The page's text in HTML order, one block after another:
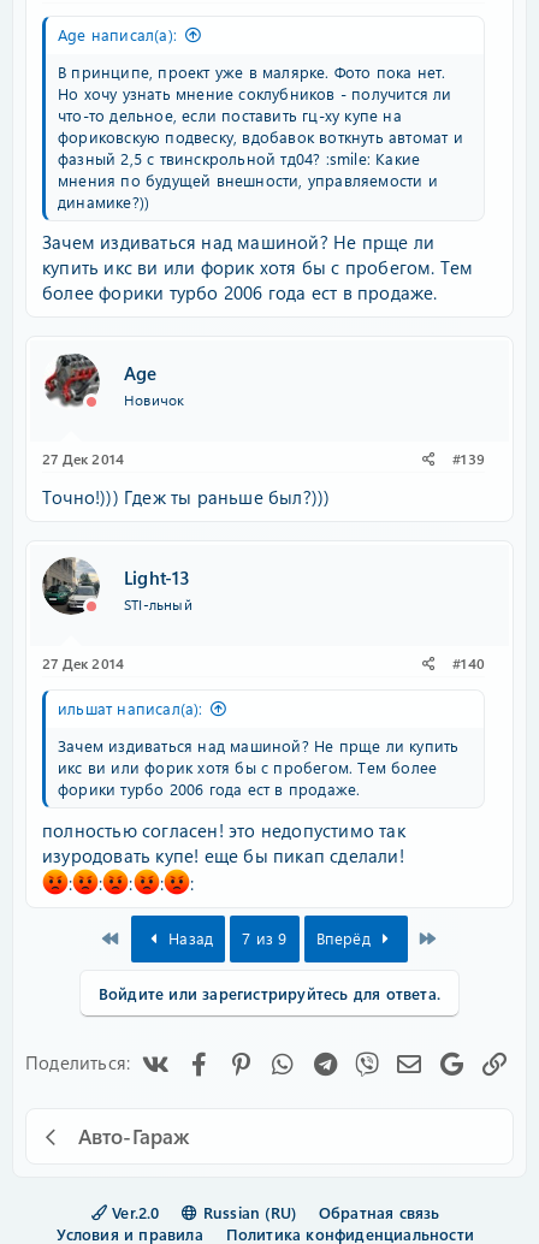
Age написал(а):
В принципе, проект уже в малярке. Фото пока нет.
Но хочу узнать мнение соклубников - получится ли
что-то дельное, если поставить гц-ху купе на
фориковскую подвеску, вдобавок воткнуть автомат и
фазный 2,5 с твинскрольной тд04? :smile: Какие
мнения по будущей внешности, управляемости и
динамике?))
Зачем издиваться над машиной? Не прще ли
купить икс ви или форик хотя бы с пробегом. Тем
более форики турбо 2006 года ест в продаже.
Age
Новичок
27 Дек 2014 #139
Точно!))) Гдеж ты раньше был?)))
Light-13
STI-льный
27 Дек 2014 #140
ильшат написал(а):
Зачем издиваться над машиной? Не прще ли купить
икс ви или форик хотя бы с пробегом. Тем более
форики турбо 2006 года ест в продаже.
полностью согласен! это недопустимо так
изуродовать купе! еще бы пикап сделали!
:
: : : :
Назад 7 из 9 Вперёд
Войдите или зарегистрируйтесь для ответа.
Поделиться: FacebookPinterestWhatsAppTelegram
Viber Google
Авто-Гараж
Ver.2.0 Russian (RU)
Обратная связь
Условия и правила
Политика конфиденциальности